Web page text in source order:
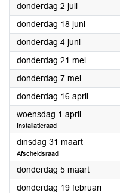
donderdag 2 juli2026
donderdag 18 juni2026
donderdag 4 juni2026
donderdag 21 mei2026
donderdag 7 mei2026
donderdag 16 april2026
woensdag 1 april2026
Installatieraad
dinsdag 31 maart2026
Afscheidsraad
donderdag 5 maart2026
donderdag 19 februari2026